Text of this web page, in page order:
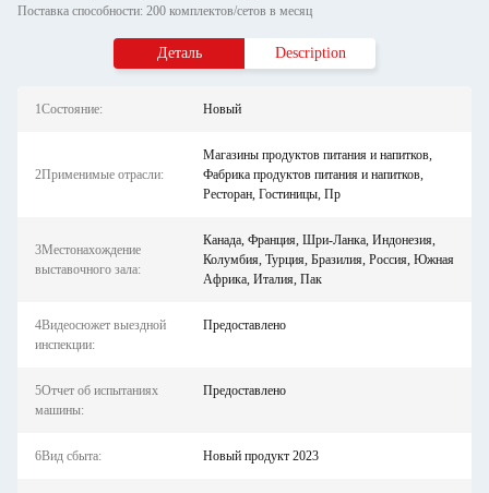
Поставка способности: 200 комплектов/сетов в месяц
Деталь Description
1Состояние: Новый
2Применимые отрасли:
Магазины продуктов питания и напитков,
Фабрика продуктов питания и напитков,
Ресторан, Гостиницы, Пр
3Местонахождение
выставочного зала:
Канада, Франция, Шри-Ланка, Индонезия,
Колумбия, Турция, Бразилия, Россия, Южная
Африка, Италия, Пак
4Видеосюжет выездной
инспекции:
Предоставлено
5Отчет об испытаниях
машины:
Предоставлено
6Вид сбыта: Новый продукт 2023